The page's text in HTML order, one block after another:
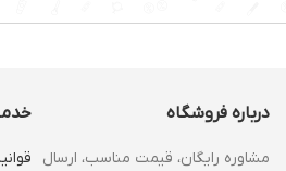
درباره فروشگاه
مشاوره رایگان، قیمت مناسب، ارسال